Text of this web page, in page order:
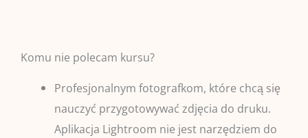
Komu nie polecam kursu?
Profesjonalnym fotografkom, które chcą się
nauczyć przygotowywać zdjęcia do druku.
Aplikacja Lightroom nie jest narzędziem do